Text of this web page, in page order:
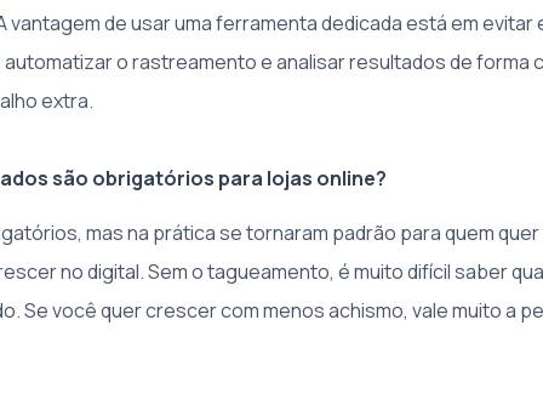
vantagem de usar uma ferramenta dedicada está em evitar
o rastreamento e analisar resultados de forma
extra.
são obrigatórios para lojas online?
mas na prática se tornaram padrão para quem
no digital. Sem o tagueamento, é muito difícil saber
Se você quer crescer com menos achismo, vale muito a